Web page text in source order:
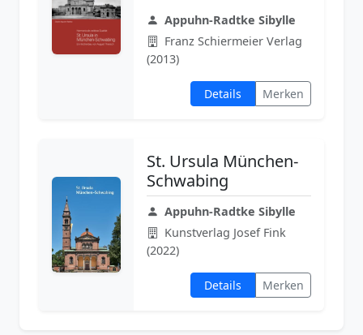
Appuhn-Radtke Sibylle
Franz Schiermeier Verlag
(2013)
Details Merken
St. Ursula München-
Schwabing
Appuhn-Radtke Sibylle
Kunstverlag Josef Fink
(2022)
Details Merken